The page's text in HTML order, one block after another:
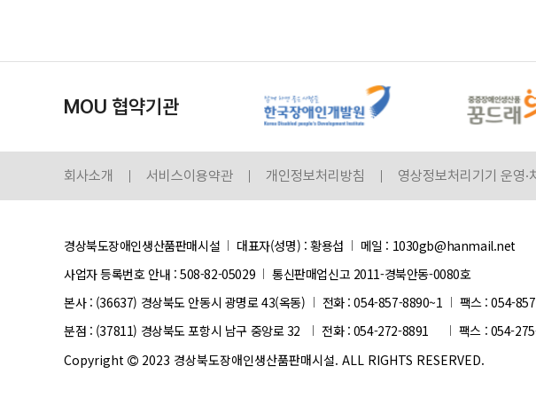
MOU 협약기관
회사소개 서비스이용약관 개인정보처리방침 영상정보처리기기 운영·
경상북도장애인생산품판매시설 대표자(성명) : 황용섭
메일 : 1030gb@hanmail.net
사업자 등록번호 안내 :508-82-05029
통신판매업신고 2011-경북안동-0080호
본사 : (36637) 경상북도 안동시 광명로 43(옥동)
전화 : 054-857-8890~1
팩스 : 054-
분점 : (37811) 경상북도 포항시 남구 중앙로 32
전화 : 054-272-8891
팩스 : 054-
Copyright
2023 경상북도장애인생산품판매시설. ALL RIGHTS RESERVED.